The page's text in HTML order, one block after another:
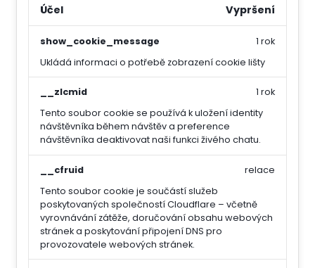
Účel Vypršení
show_cookie_message
Ukládá informaci o potřebě zobrazení cookie lišty
1 rok
__zlcmid
Tento soubor cookie se používá k uložení identity
návštěvníka během návštěv a preference
návštěvníka deaktivovat naši funkci živého chatu.
1 rok
__cfruid
Tento soubor cookie je součástí služeb
poskytovaných společností Cloudflare – včetně
vyrovnávání zátěže, doručování obsahu webových
stránek a poskytování připojení DNS pro
provozovatele webových stránek.
relace